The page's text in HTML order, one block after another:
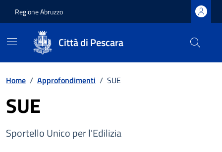
Regione Abruzzo
Città di Pescara
Home / Approfondimenti / SUE
SUE
Sportello Unico per l'Edilizia